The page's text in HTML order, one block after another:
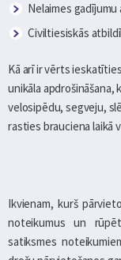
Nelaimes gadījumu
Civiltiesiskās
Kā arī ir vērts
unikāla apdrošināšana,
velosipēdu, segveju,
rasties brauciena laikā
Ikvienam, kurš
noteikumus un
satiksmes